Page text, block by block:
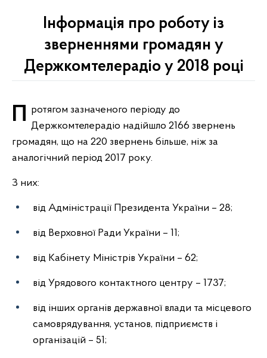
Інформація про роботу із
зверненнями громадян у
Держкомтелерадіо у 2018 році
Протягом зазначеного періоду до Держкомтелерадіо надійшло 2166 звернень
громадян, що на 220 звернень більше, ніж за
аналогічний період 2017 року.
З них:
від Адміністрації Президента України – 28;
від Верховної Ради України – 11;
від Кабінету Міністрів України – 62;
від Урядового контактного центру – 1737;
від інших органів державної влади та місцевого
самоврядування, установ, підприємств і
організацій – 51;